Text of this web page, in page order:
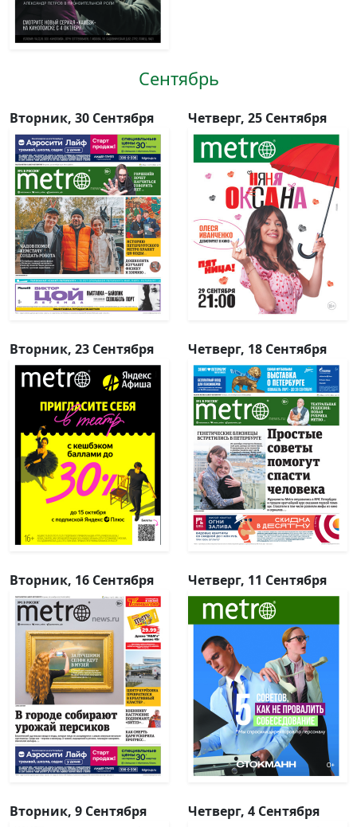
Сентябрь
Вторник, 30 Сентября Четверг, 25 Сентября
Вторник, 23 Сентября Четверг, 18 Сентября
Вторник, 16 Сентября Четверг, 11 Сентября
Вторник, 9 Сентября Четверг, 4 Сентября